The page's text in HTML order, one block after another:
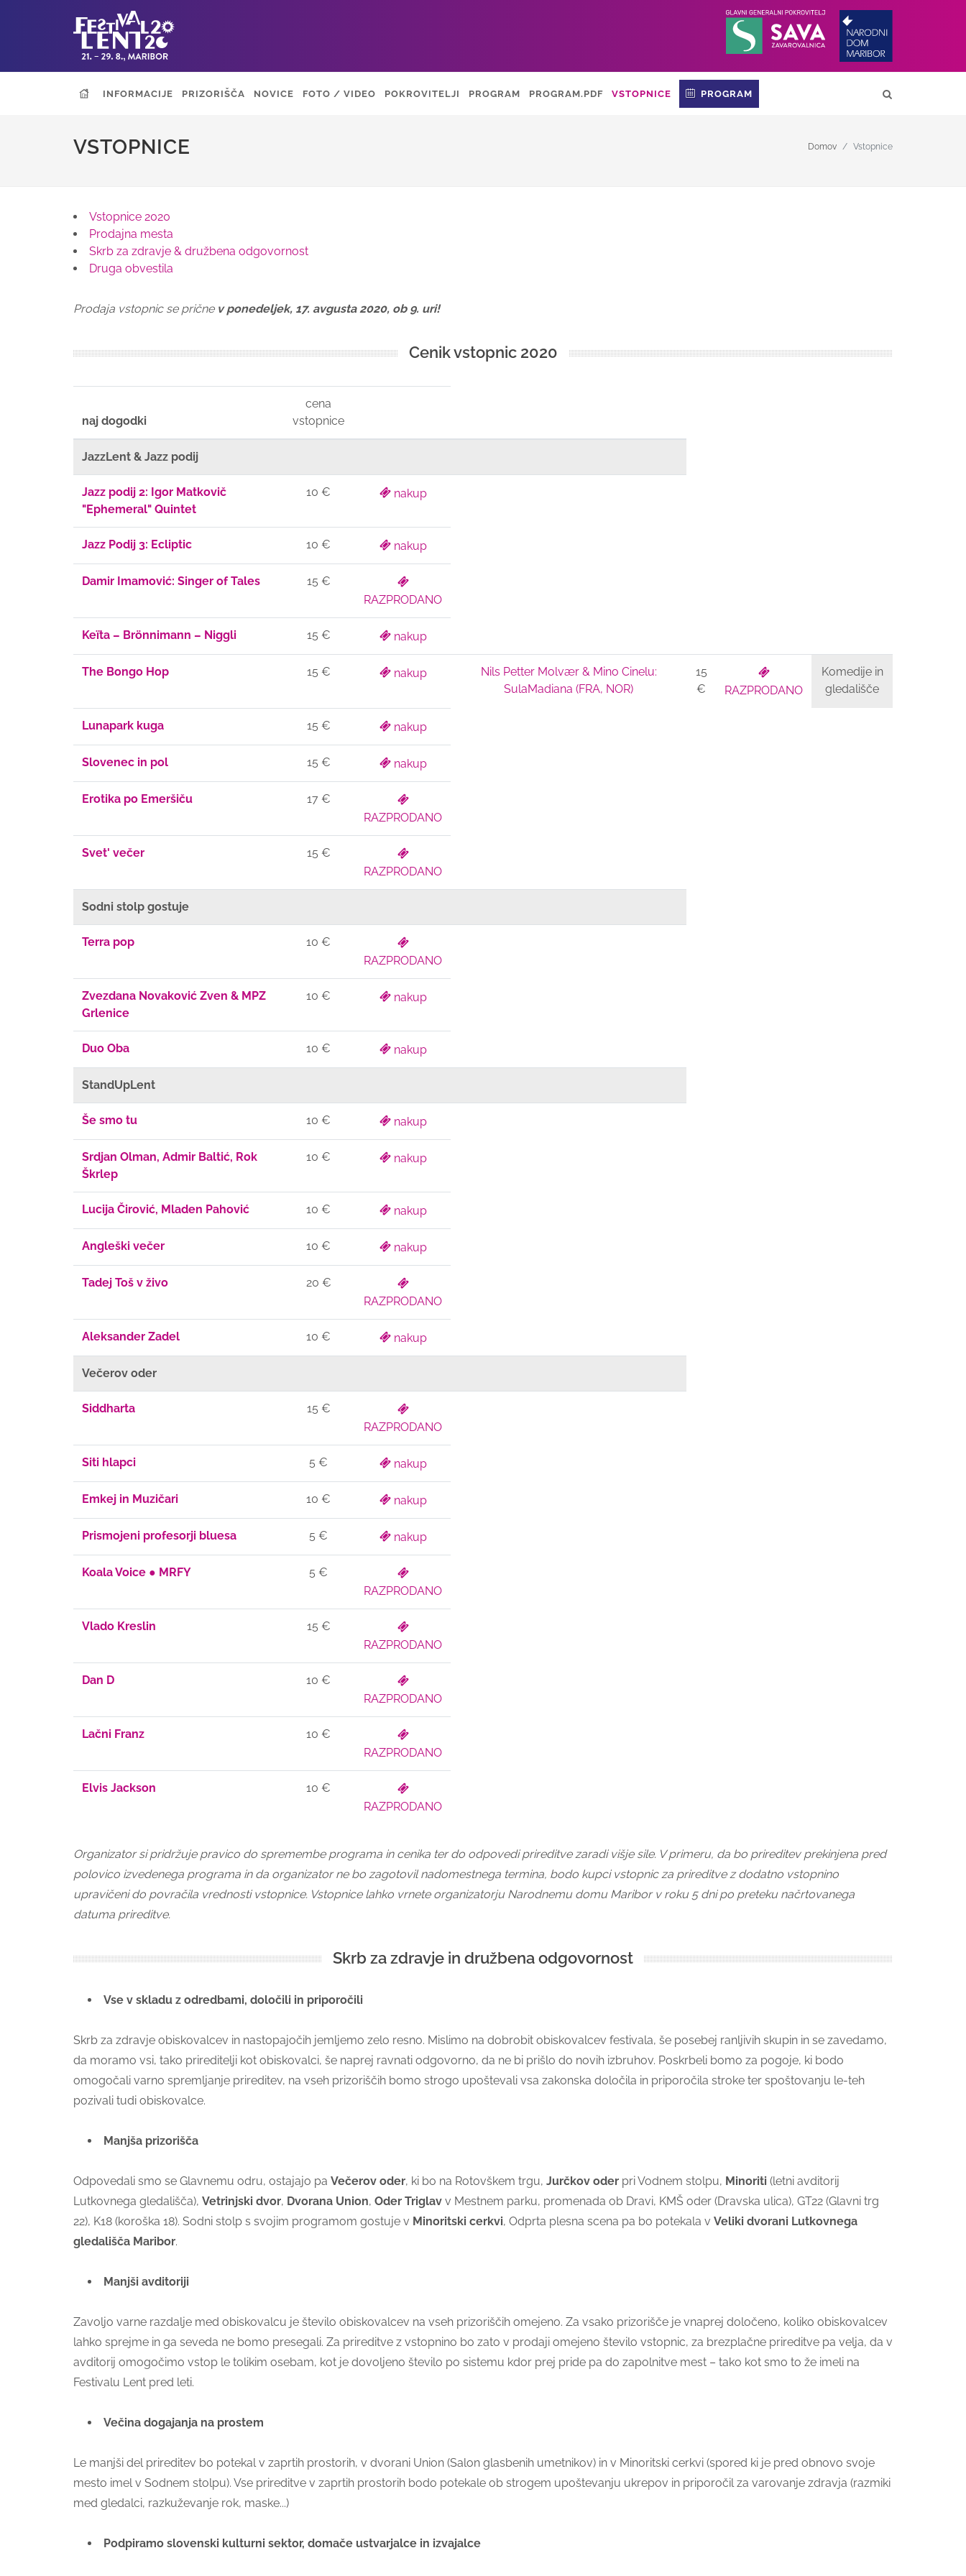
INFORMACIJE PRIZORIŠČA NOVICE FOTO / VIDEO POKROVITELJI PROGRAM PROGRAM.PDF VSTOPNICE PROGRAM
VSTOPNICE Domov Vstopnice
Vstopnice 2020
Prodajna mesta
Skrb za zdravje & družbena odgovornost
Druga obvestila
Prodaja vstopnic se prične v ponedeljek, 17. avgusta 2020, ob 9. uri!
Cenik vstopnic 2020
naj dogodki
cena
vstopnice
JazzLent & Jazz podij
Jazz podij 2: Igor Matkovič
"Ephemeral" Quintet
10 € nakup
Jazz Podij 3: Ecliptic 10 € nakup
Damir Imamović: Singer of Tales
15 €
RAZPRODANO
Keïta – Brönnimann – Niggli 15 € nakup
The Bongo Hop 15 € nakup
Nils Petter Molvær & Mino Cinelu:
SulaMadiana (FRA, NOR)
15
€
RAZPRODANO
Komedije in
gledališče
Lunapark kuga 15 € nakup
Slovenec in pol 15 € nakup
Erotika po Emeršiču
17 €
RAZPRODANO
Svet' večer
15 €
RAZPRODANO
Sodni stolp gostuje
Terra pop
10 €
RAZPRODANO
Zvezdana Novaković Zven & MPZ
Grlenice
10 € nakup
Duo Oba 10 € nakup
StandUpLent
Še smo tu 10 € nakup
Srdjan Olman, Admir Baltić, Rok
Škrlep
10 € nakup
Lucija Čirović, Mladen Pahović 10 € nakup
Angleški večer 10 € nakup
Tadej Toš v živo
20 €
RAZPRODANO
Aleksander Zadel 10 € nakup
Večerov oder
Siddharta
15 €
RAZPRODANO
Siti hlapci 5 € nakup
Emkej in Muzičari 10 € nakup
Prismojeni profesorji bluesa 5 € nakup
Koala Voice ● MRFY
5 €
RAZPRODANO
Vlado Kreslin
15 €
RAZPRODANO
Dan D
10 €
RAZPRODANO
Lačni Franz
10 €
RAZPRODANO
Elvis Jackson
10 €
RAZPRODANO
Organizator si pridržuje pravico do spremembe programa in cenika ter do odpovedi prireditve zaradi višje sile. V primeru, da bo prireditev prekinjena pred
polovico izvedenega programa in da organizator ne bo zagotovil nadomestnega termina, bodo kupci vstopnic za prireditve z dodatno vstopnino
upravičeni do povračila vrednosti vstopnice. Vstopnice lahko vrnete organizatorju Narodnemu domu Maribor v roku 5 dni po preteku načrtovanega
datuma prireditve.
Skrb za zdravje in družbena odgovornost
Vse v skladu z odredbami, določili in priporočili
Skrb za zdravje obiskovalcev in nastopajočih jemljemo zelo resno. Mislimo na dobrobit obiskovalcev festivala, še posebej ranljivih skupin in se zavedamo,
da moramo vsi, tako prireditelji kot obiskovalci, še naprej ravnati odgovorno, da ne bi prišlo do novih izbruhov. Poskrbeli bomo za pogoje, ki bodo
omogočali varno spremljanje prireditev, na vseh prizoriščih bomo strogo upoštevali vsa zakonska določila in priporočila stroke ter spoštovanju le-teh
pozivali tudi obiskovalce.
Manjša prizorišča
Odpovedali smo se Glavnemu odru, ostajajo pa Večerov oder, ki bo na Rotovškem trgu, Jurčkov oder pri Vodnem stolpu, Minoriti (letni avditorij
Lutkovnega gledališča), Vetrinjski dvor, Dvorana Union, Oder Triglav v Mestnem parku, promenada ob Dravi, KMŠ oder (Dravska ulica), GT22 (Glavni trg
22), K18 (koroška 18). Sodni stolp s svojim programom gostuje v Minoritski cerkvi, Odprta plesna scena pa bo potekala v Veliki dvorani Lutkovnega
gledališča Maribor.
Manjši avditoriji
Zavoljo varne razdalje med obiskovalcu je število obiskovalcev na vseh prizoriščih omejeno. Za vsako prizorišče je vnaprej določeno, koliko obiskovalcev
lahko sprejme in ga seveda ne bomo presegali. Za prireditve z vstopnino bo zato v prodaji omejeno število vstopnic, za brezplačne prireditve pa velja, da v
avditorij omogočimo vstop le tolikim osebam, kot je dovoljeno število po sistemu kdor prej pride pa do zapolnitve mest – tako kot smo to že imeli na
Festivalu Lent pred leti.
Večina dogajanja na prostem
Le manjši del prireditev bo potekal v zaprtih prostorih, v dvorani Union (Salon glasbenih umetnikov) in v Minoritski cerkvi (spored ki je pred obnovo svoje
mesto imel v Sodnem stolpu). Vse prireditve v zaprtih prostorih bodo potekale ob strogem upoštevanju ukrepov in priporočil za varovanje zdravja (razmiki
med gledalci, razkuževanje rok, maske...)
Podpiramo slovenski kulturni sektor, domače ustvarjalce in izvajalce